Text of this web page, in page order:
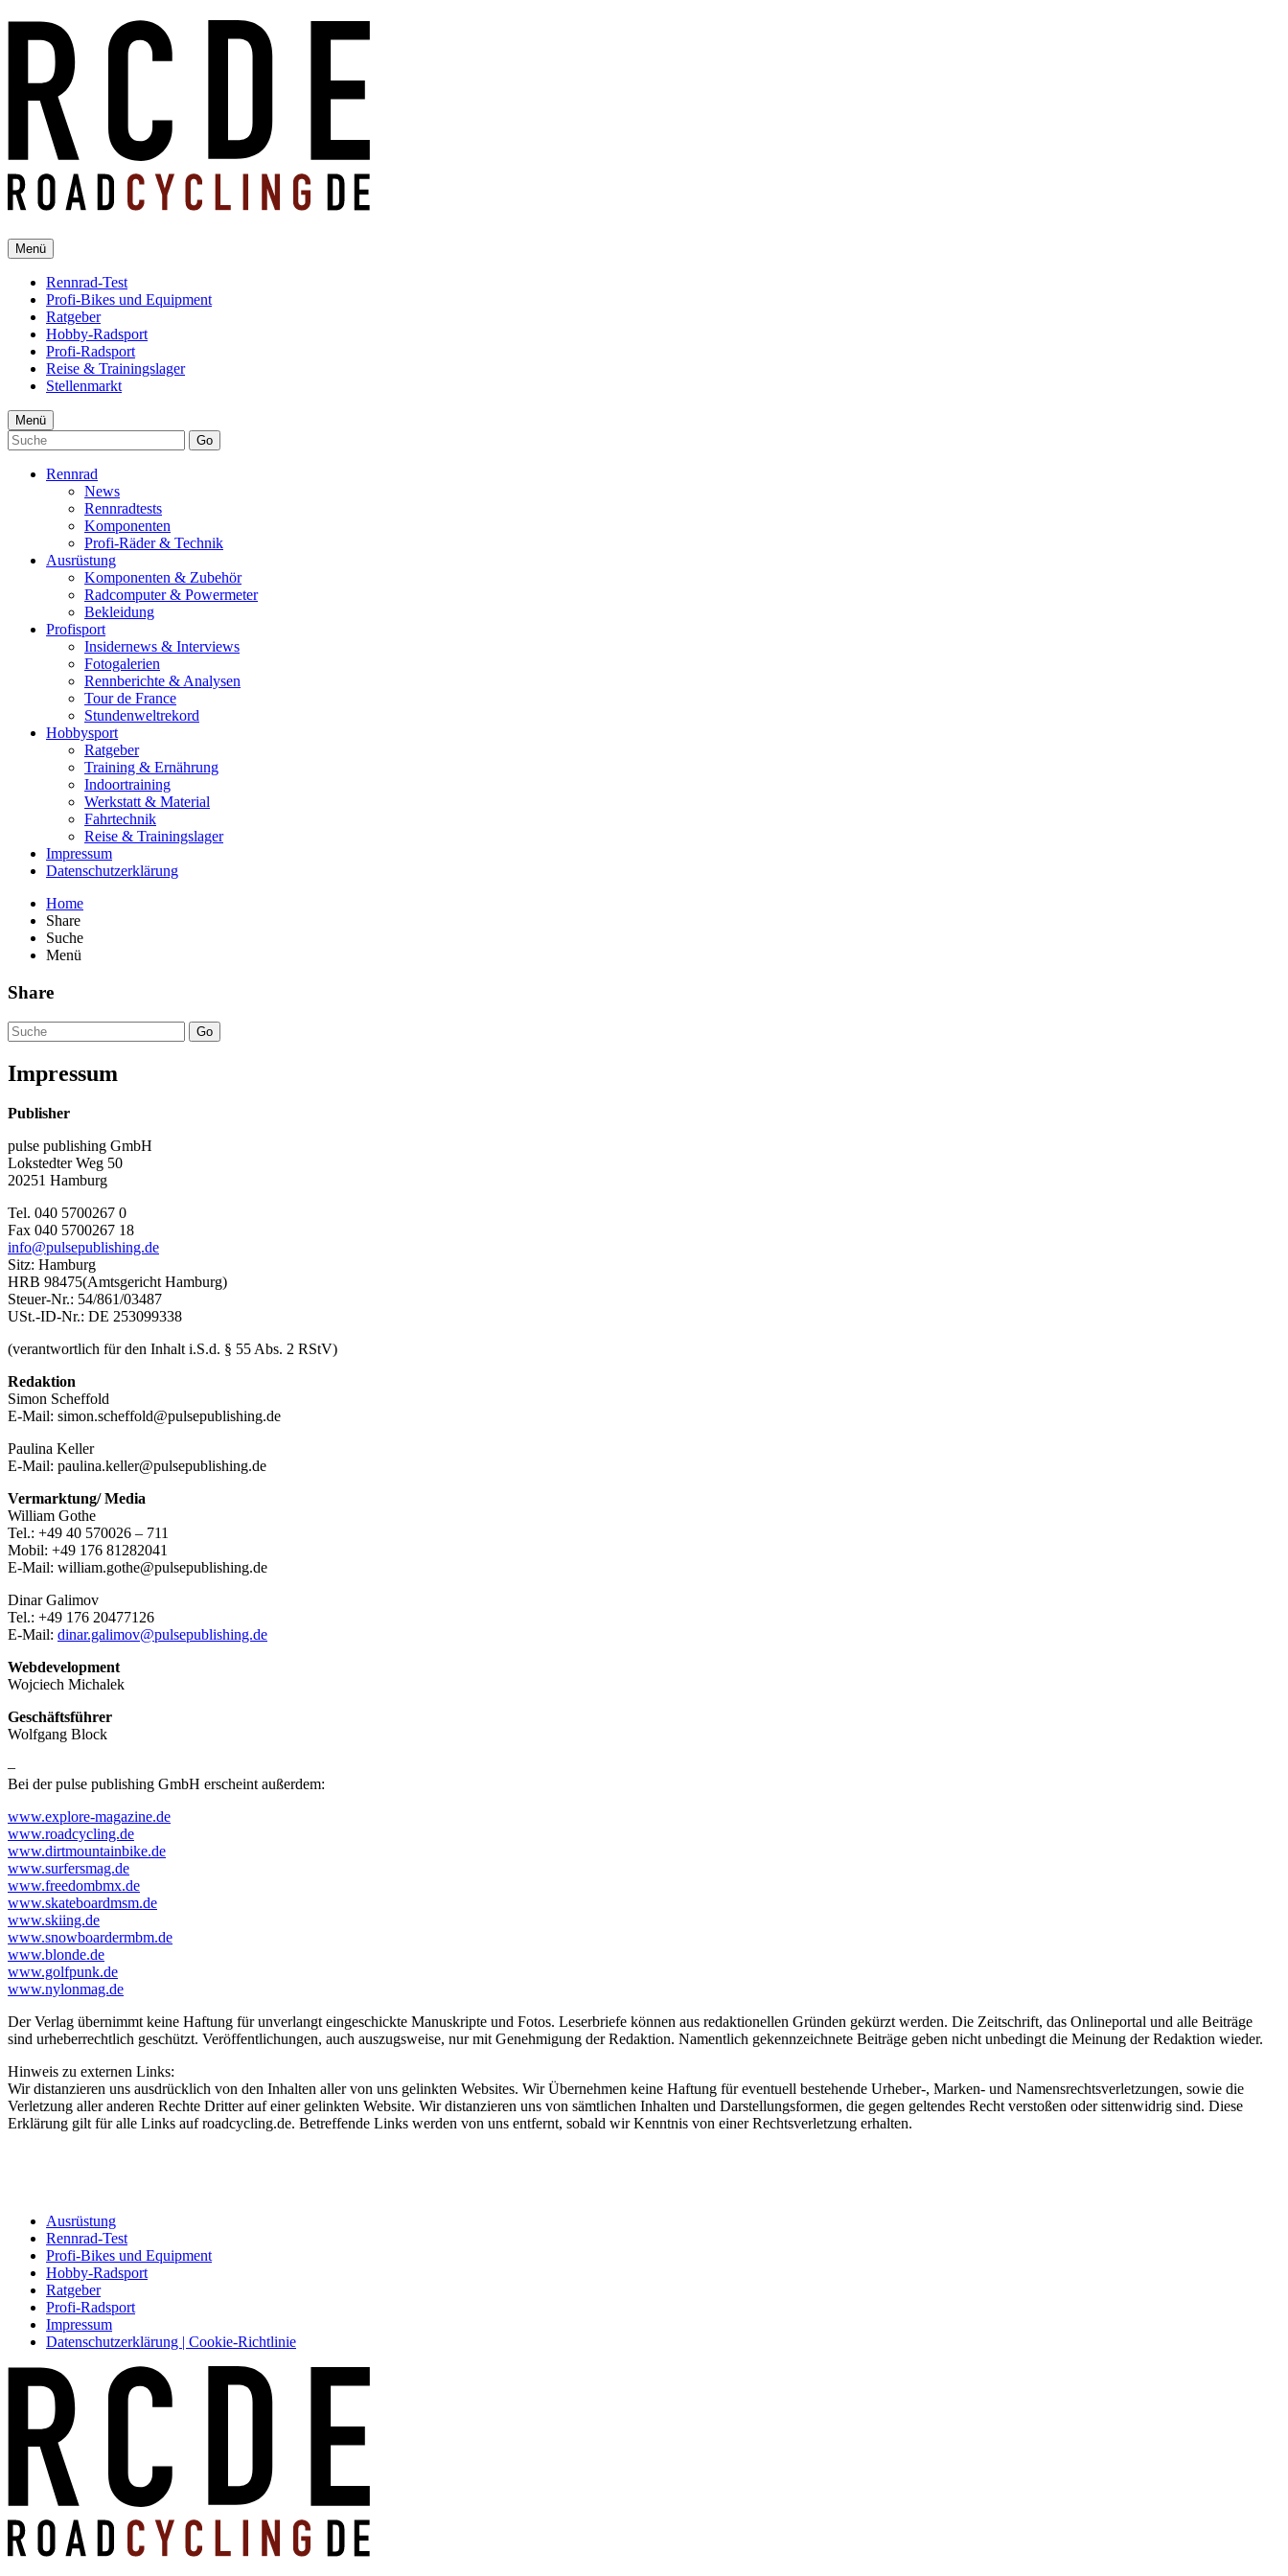
Menü
Rennrad-Test
Profi-Bikes und Equipment
Ratgeber
Hobby-Radsport
Profi-Radsport
Reise & Trainingslager
Stellenmarkt
Menü
Go
Rennrad
News
Rennradtests
Komponenten
Profi-Räder & Technik
Ausrüstung
Komponenten & Zubehör
Radcomputer & Powermeter
Bekleidung
Profisport
Insidernews & Interviews
Fotogalerien
Rennberichte & Analysen
Tour de France
Stundenweltrekord
Hobbysport
Ratgeber
Training & Ernährung
Indoortraining
Werkstatt & Material
Fahrtechnik
Reise & Trainingslager
Impressum
Datenschutzerklärung
Home
Share
Suche
Menü
Share
Go
Impressum
Publisher
pulse publishing GmbH
Lokstedter Weg 50
20251 Hamburg
Tel. 040 5700267 0
Fax 040 5700267 18
info@pulsepublishing.de
Sitz: Hamburg
HRB 98475(Amtsgericht Hamburg)
Steuer-Nr.: 54/861/03487
USt.-ID-Nr.: DE 253099338
(verantwortlich für den Inhalt i.S.d. § 55 Abs. 2 RStV)
Redaktion
Simon Scheffold
E-Mail: simon.scheffold@pulsepublishing.de
Paulina Keller
E-Mail: paulina.keller@pulsepublishing.de
Vermarktung/ Media
William Gothe
Tel.: +49 40 570026 – 711
Mobil: +49 176 81282041
E-Mail: william.gothe@pulsepublishing.de
Dinar Galimov
Tel.: +49 176 20477126
E-Mail: dinar.galimov@pulsepublishing.de
Webdevelopment
Wojciech Michalek
Geschäftsführer
Wolfgang Block
–
Bei der pulse publishing GmbH erscheint außerdem:
www.explore-magazine.de
www.roadcycling.de
www.dirtmountainbike.de
www.surfersmag.de
www.freedombmx.de
www.skateboardmsm.de
www.skiing.de
www.snowboardermbm.de
www.blonde.de
www.golfpunk.de
www.nylonmag.de
Der Verlag übernimmt keine Haftung für unverlangt eingeschickte Manuskripte und Fotos. Leserbriefe können aus redaktionellen Gründen gekürzt werden. Die Zeitschrift, das Onlineportal und alle Beiträge
sind urheberrechtlich geschützt. Veröffentlichungen, auch auszugsweise, nur mit Genehmigung der Redaktion. Namentlich gekennzeichnete Beiträge geben nicht unbedingt die Meinung der Redaktion wieder.
Hinweis zu externen Links:
Wir distanzieren uns ausdrücklich von den Inhalten aller von uns gelinkten Websites. Wir Übernehmen keine Haftung für eventuell bestehende Urheber-, Marken- und Namensrechtsverletzungen, sowie die
Verletzung aller anderen Rechte Dritter auf einer gelinkten Website. Wir distanzieren uns von sämtlichen Inhalten und Darstellungsformen, die gegen geltendes Recht verstoßen oder sittenwidrig sind. Diese
Erklärung gilt für alle Links auf roadcycling.de. Betreffende Links werden von uns entfernt, sobald wir Kenntnis von einer Rechtsverletzung erhalten.
Ausrüstung
Rennrad-Test
Profi-Bikes und Equipment
Hobby-Radsport
Ratgeber
Profi-Radsport
Impressum
Datenschutzerklärung | Cookie-Richtlinie